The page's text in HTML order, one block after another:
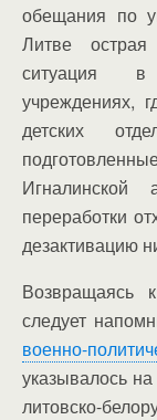
обещания по
Литве острая
ситуация в
учреждениях,
детских
Игналинской
переработки
дезактивацию
Возвращаясь
следует
военно-
указывалось
литовско-